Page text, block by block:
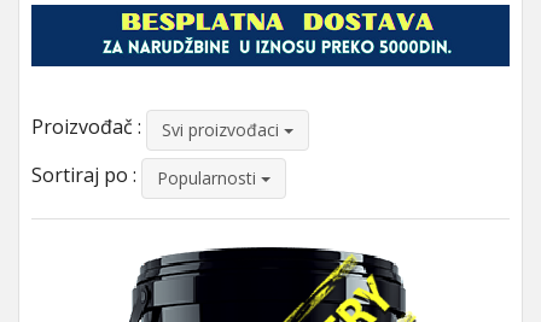
Proizvođač : Svi proizvođaci
Sortiraj po : Popularnosti